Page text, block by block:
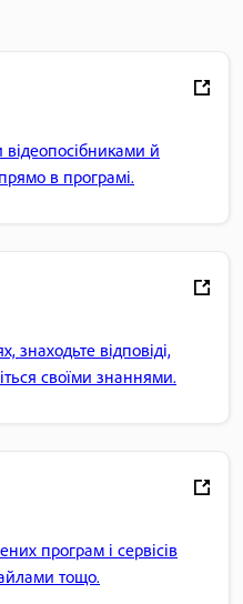
й
в програмі.
знаходьте відповіді,
своїми знаннями.
програм і сервісів
тощо.